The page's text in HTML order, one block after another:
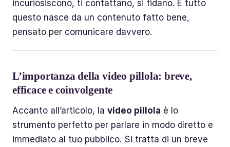
incuriosiscono, ti contattano, si fidano. E tutto
questo nasce da un contenuto fatto bene,
pensato per comunicare davvero.
L’importanza della video pillola: breve,
efficace e coinvolgente
Accanto all’articolo, la video pillola è lo
strumento perfetto per parlare in modo diretto e
immediato al tuo pubblico. Si tratta di un breve